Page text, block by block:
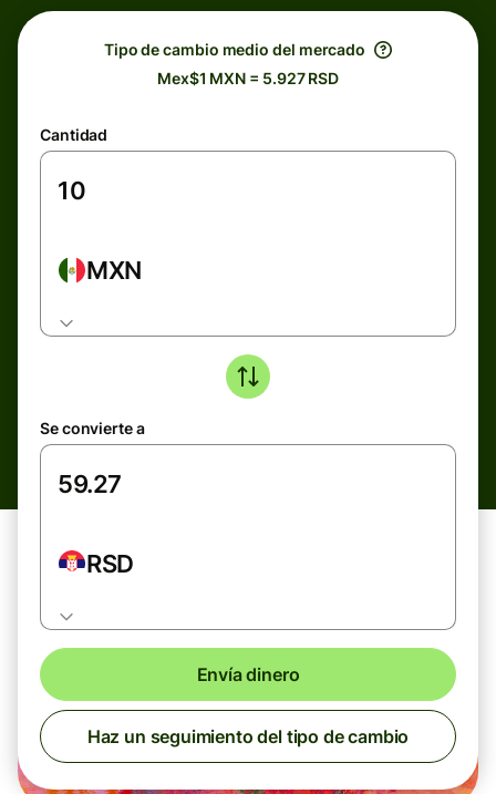
Tipo de cambio medio del mercado
Mex$1 MXN = 5.927 RSD
Cantidad
MXN
Se convierte a
RSD
Envía dinero
Haz un seguimiento del tipo de cambio